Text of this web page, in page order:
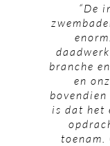
“De
branche
en
is dat het
toenam.